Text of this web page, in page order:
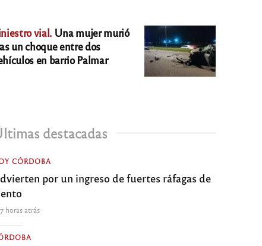
vial. Una mujer murió
un choque entre dos
en barrio Palmar
destacadas
CÓRDOBA
por un ingreso de fuertes ráfagas de
horas atrás